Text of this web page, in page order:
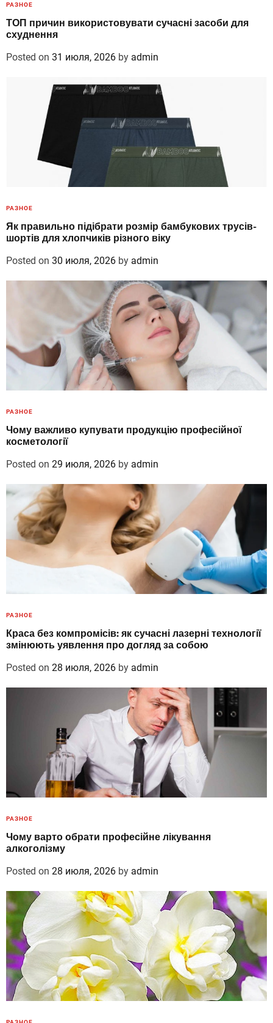
РАЗНОЕ
ТОП причин використовувати сучасні засоби для
схуднення
Posted on 31 июля, 2026 by admin
РАЗНОЕ
Як правильно підібрати розмір бамбукових трусів-
шортів для хлопчиків різного віку
Posted on 30 июля, 2026 by admin
РАЗНОЕ
Чому важливо купувати продукцію професійної
косметології
Posted on 29 июля, 2026 by admin
РАЗНОЕ
Краса без компромісів: як сучасні лазерні технології
змінюють уявлення про догляд за собою
Posted on 28 июля, 2026 by admin
РАЗНОЕ
Чому варто обрати професійне лікування
алкоголізму
Posted on 28 июля, 2026 by admin